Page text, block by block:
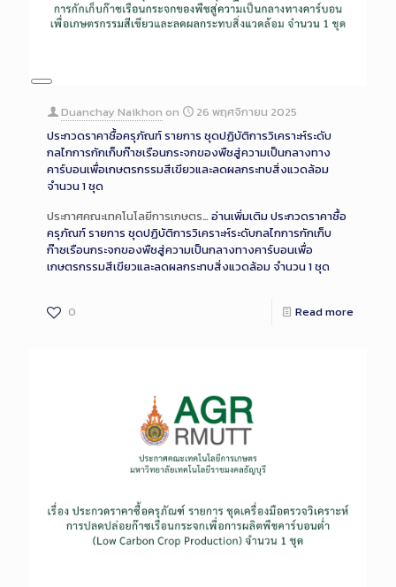
Long
Description
Duanchay Naikhon on
26 พฤศจิกายน 2025
ประกวดราคาซื้อครุภัณฑ์ รายการ ชุดปฏิบัติการวิเคราะห์ระดับ
กลไกการกักเก็บก๊าซเรือนกระจกของพืชสู่ความเป็นกลางทาง
คาร์บอนเพื่อเกษตรกรรมสีเขียวและลดผลกระทบสิ่งแวดล้อม
จำนวน 1 ชุด
ประกาศคณะเทคโนโลยีการเกษตร… อ่านเพิ่มเติมประกวดราคาซื้อ
ครุภัณฑ์ รายการ ชุดปฏิบัติการวิเคราะห์ระดับกลไกการกักเก็บ
ก๊าซเรือนกระจกของพืชสู่ความเป็นกลางทางคาร์บอนเพื่อ
เกษตรกรรมสีเขียวและลดผลกระทบสิ่งแวดล้อม จำนวน 1 ชุด
0 Read more